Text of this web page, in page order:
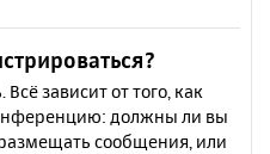
зависит от того, как
должны ли вы
сообщения, или